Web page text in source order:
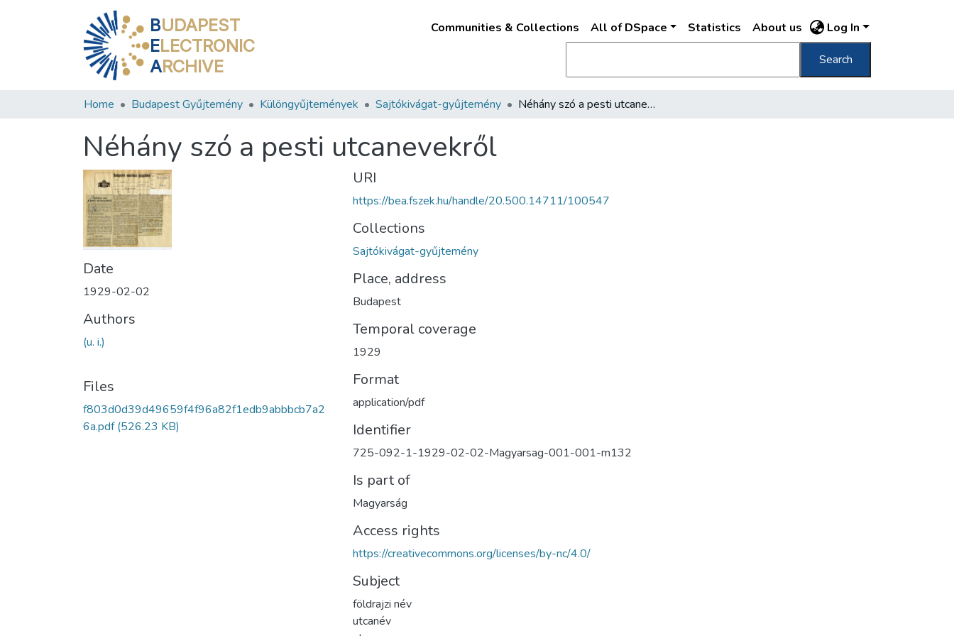
BUDAPEST
ELECTRONIC
ARCHIVE
Communities & Collections All of DSpace Statistics About us Log In
Search
Home Budapest Gyűjtemény Különgyűjtemények Sajtókivágat-gyűjtemény Néhány szó a pesti utcanevekről
Néhány szó a pesti utcanevekről
Date
1929-02-02
Authors
(u. i.)
Files
f803d0d39d49659f4f96a82f1edb9abbbcb7a2
6a.pdf(526.23 KB)
URI
https://bea.fszek.hu/handle/20.500.14711/100547
Collections
Sajtókivágat-gyűjtemény
Place, address
Budapest
Temporal coverage
1929
Format
application/pdf
Identifier
725-092-1-1929-02-02-Magyarsag-001-001-m132
Is part of
Magyarság
Access rights
https://creativecommons.org/licenses/by-nc/4.0/
Subject
földrajzi név
utcanév